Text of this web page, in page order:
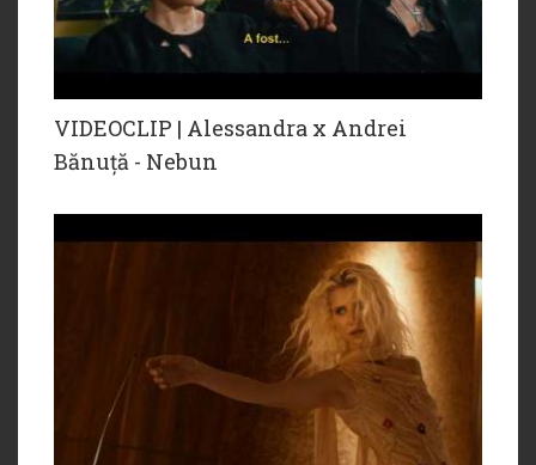
VIDEOCLIP | Alessandra x Andrei
Bănuță - Nebun